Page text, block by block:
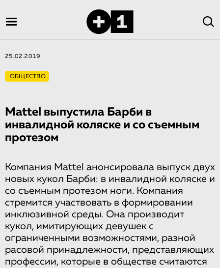
25.02.2019
ОБЩЕСТВО
Mattel выпустила Барби в
инвалидной коляске и со съемным
протезом
Компания Mattel анонсировала выпуск двух
новых кукол Барби: в инвалидной коляске и
со съемным протезом ноги. Компания
стремится участвовать в формировании
инклюзивной среды. Она производит
кукол, имитирующих девушек с
ограниченными возможностями, разной
расовой принадлежности, представляющих
профессии, которые в обществе считаются